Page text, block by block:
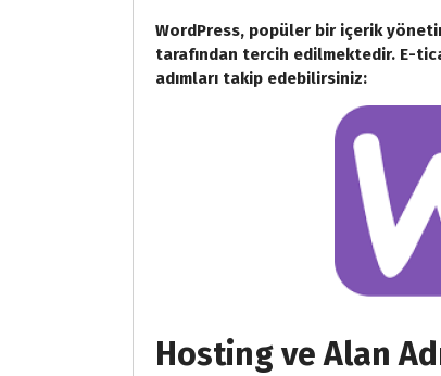
WordPress, popüler bir içerik
tarafından tercih edilmektedir. E-
adımları takip edebilirsiniz:
Hosting ve Alan